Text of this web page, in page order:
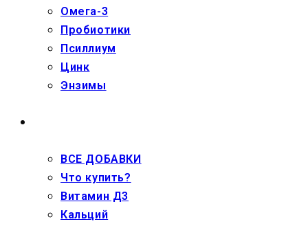
Омега-3
Пробиотики
Псиллиум
Цинк
Энзимы
ВСЕ ДОБАВКИ
Что купить?
Витамин Д3
Кальций